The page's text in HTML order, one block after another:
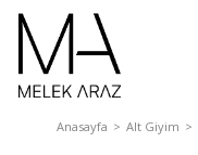
Anasayfa Alt Giyim